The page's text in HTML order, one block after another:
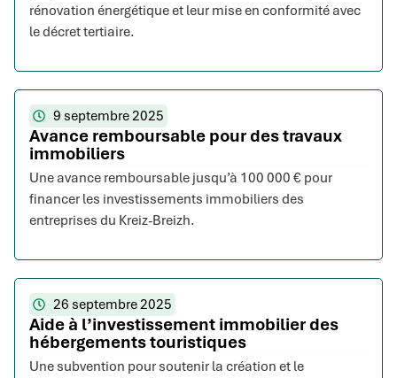
rénovation énergétique et leur mise en conformité avec
le décret tertiaire.
9 septembre 2025
Avance remboursable pour des travaux
immobiliers
Une avance remboursable jusqu’à 100 000 € pour
financer les investissements immobiliers des
entreprises du Kreiz-Breizh.
26 septembre 2025
Aide à l’investissement immobilier des
hébergements touristiques
Une subvention pour soutenir la création et le